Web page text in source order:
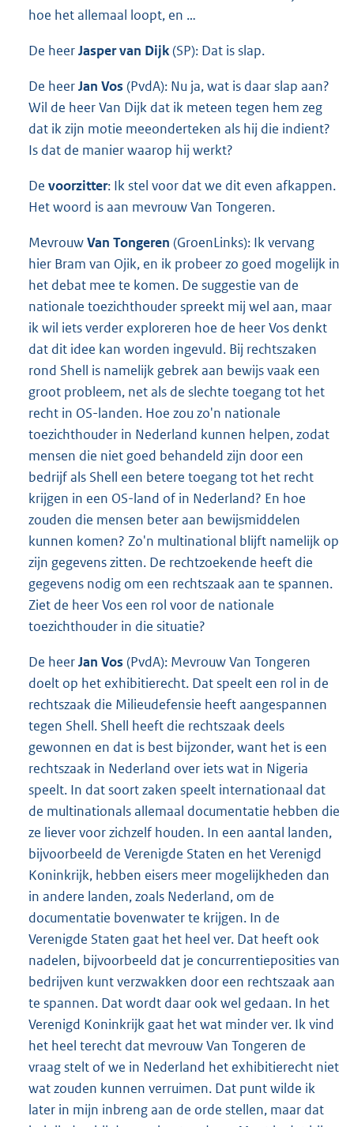
hoe het allemaal loopt, en …
De heerJasper van Dijk(SP): Dat is slap.
De heerJan Vos (PvdA): Nu ja, wat is daar slap aan?
Wil de heer Van Dijk dat ik meteen tegen hem zeg
dat ik zijn motie meeonderteken als hij die indient?
Is dat de manier waarop hij werkt?
De voorzitter: Ik stel voor dat we dit even afkappen.
Het woord is aan mevrouw Van Tongeren.
MevrouwVan Tongeren (GroenLinks): Ik vervang
hier Bram van Ojik, en ik probeer zo goed mogelijk in
het debat mee te komen. De suggestie van de
nationale toezichthouder spreekt mij wel aan, maar
ik wil iets verder exploreren hoe de heer Vos denkt
dat dit idee kan worden ingevuld. Bij rechtszaken
rond Shell is namelijk gebrek aan bewijs vaak een
groot probleem, net als de slechte toegang tot het
recht in OS-landen. Hoe zou zo'n nationale
toezichthouder in Nederland kunnen helpen, zodat
mensen die niet goed behandeld zijn door een
bedrijf als Shell een betere toegang tot het recht
krijgen in een OS-land of in Nederland? En hoe
zouden die mensen beter aan bewijsmiddelen
kunnen komen? Zo'n multinational blijft namelijk op
zijn gegevens zitten. De rechtzoekende heeft die
gegevens nodig om een rechtszaak aan te spannen.
Ziet de heer Vos een rol voor de nationale
toezichthouder in die situatie?
De heerJan Vos (PvdA): Mevrouw Van Tongeren
doelt op het exhibitierecht. Dat speelt een rol in de
rechtszaak die Milieudefensie heeft aangespannen
tegen Shell. Shell heeft die rechtszaak deels
gewonnen en dat is best bijzonder, want het is een
rechtszaak in Nederland over iets wat in Nigeria
speelt. In dat soort zaken speelt internationaal dat
de multinationals allemaal documentatie hebben die
ze liever voor zichzelf houden. In een aantal landen,
bijvoorbeeld de Verenigde Staten en het Verenigd
Koninkrijk, hebben eisers meer mogelijkheden dan
in andere landen, zoals Nederland, om de
documentatie bovenwater te krijgen. In de
Verenigde Staten gaat het heel ver. Dat heeft ook
nadelen, bijvoorbeeld dat je concurrentieposities van
bedrijven kunt verzwakken door een rechtszaak aan
te spannen. Dat wordt daar ook wel gedaan. In het
Verenigd Koninkrijk gaat het wat minder ver. Ik vind
het heel terecht dat mevrouw Van Tongeren de
vraag stelt of we in Nederland het exhibitierecht niet
wat zouden kunnen verruimen. Dat punt wilde ik
later in mijn inbreng aan de orde stellen, maar dat